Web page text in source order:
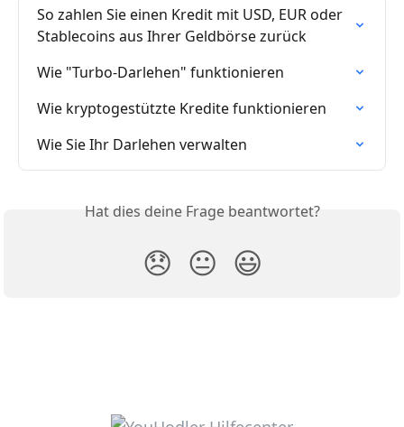
So zahlen Sie einen Kredit mit USD, EUR oder
Stablecoins aus Ihrer Geldbörse zurück
Wie "Turbo-Darlehen" funktionieren
Wie kryptogestützte Kredite funktionieren
Wie Sie Ihr Darlehen verwalten
Hat dies deine Frage beantwortet?
😞 😐 😃